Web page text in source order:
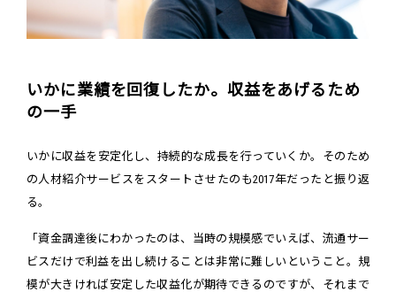
いかに業績を回復したか。収益をあげるため
の一手
いかに収益を安定化し、持続的な成長を行っていくか。そのため
の人材紹介サービスをスタートさせたのも2017年だったと振り返
る。
「資金調達後にわかったのは、当時の規模感でいえば、流通サー
ビスだけで利益を出し続けることは非常に難しいということ。規
模が大きければ安定した収益化が期待できるのですが、それまで